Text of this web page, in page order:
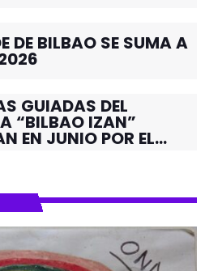
DE BILBAO SE SUMA A
GUIADAS DEL
“BILBAO IZAN”
EN JUNIO POR EL